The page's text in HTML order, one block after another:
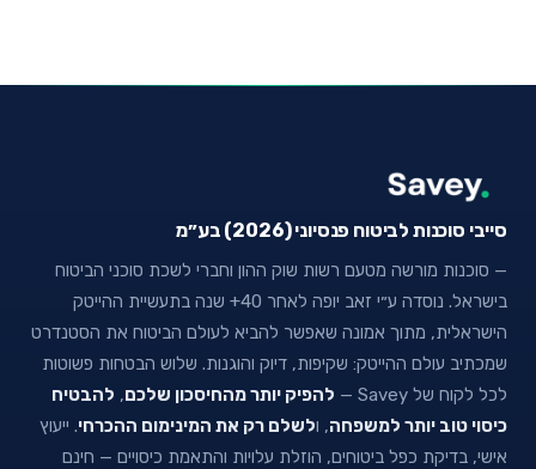
סייבי סוכנות לביטוח פנסיוני (2026) בע״מ
— סוכנות מורשה מטעם רשות שוק ההון וחברי לשכת סוכני הביטוח
בישראל. נוסדה ע״י זאב יופה לאחר 40+ שנה בתעשיית ההייטק
הישראלית, מתוך אמונה שאפשר להביא לעולם הביטוח את הסטנדרט
שמכתיב עולם ההייטק: שקיפות, דיוק והוגנות. שלוש הבטחות פשוטות
לכל לקוח של Savey —
להפיק יותר מהחיסכון שלכם, להבטיח
כיסוי טוב יותר למשפחה, ולשלם רק את המינימום ההכרחי. ייעוץ
אישי, בדיקת כפל ביטוחים, הוזלת עלויות והתאמת כיסויים — חינם